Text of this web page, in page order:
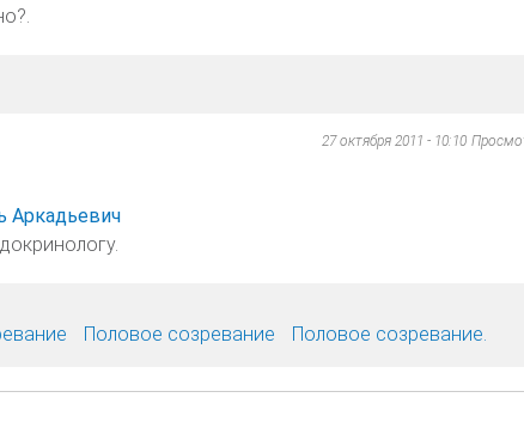
27 октября 2011 - 10:10
Аркадьевич
Половое созревание Половое созревание.